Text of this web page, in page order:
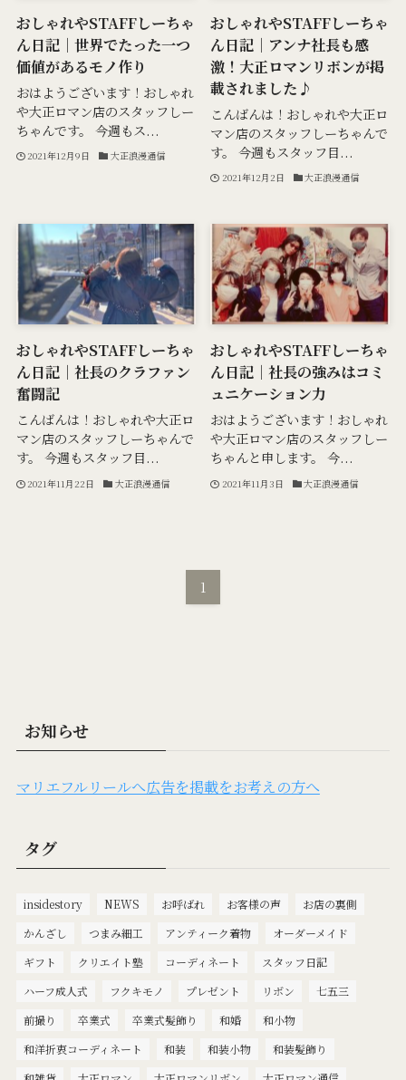
おしゃれやSTAFFしーちゃ
ん日記｜世界でたった一つ
価値があるモノ作り
おはようございます！おしゃれ
や大正ロマン店のスタッフしー
ちゃんです。 今週もス...
2021年12月9日 大正浪漫通信
おしゃれやSTAFFしーちゃ
ん日記｜アンナ社長も感
激！大正ロマンリボンが掲
載されました♪
こんばんは！おしゃれや大正ロ
マン店のスタッフしーちゃんで
す。 今週もスタッフ目...
2021年12月2日 大正浪漫通信
おしゃれやSTAFFしーちゃ
ん日記｜社長のクラファン
奮闘記
こんばんは！おしゃれや大正ロ
マン店のスタッフしーちゃんで
す。 今週もスタッフ目...
2021年11月22日 大正浪漫通信
おしゃれやSTAFFしーちゃ
ん日記｜社長の強みはコミ
ュニケーション力
おはようございます！おしゃれ
や大正ロマン店のスタッフしー
ちゃんと申します。 今...
2021年11月3日 大正浪漫通信
1
お知らせ
マリエフルリールへ広告を掲載をお考えの方へ
タグ
insidestory NEWS お呼ばれ お客様の声
お店の裏側
かんざし
つまみ細工 アンティーク着物
オーダーメイド
ギフト
クリエイト塾 コーディネート
スタッフ日記
ハーフ成人式
フクキモノ プレゼント リボン
七五三
前撮り
卒業式 卒業式髪飾り 和婚
和小物
和洋折衷コーディネート
和装 和装小物
和装髪飾り